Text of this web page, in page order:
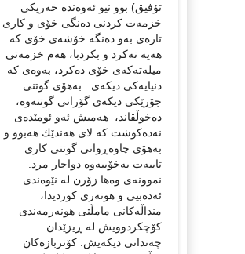
تۆفیق) بوو نیو ئه‌وه‌نده‌ خه‌ریكی
خزمه‌ت كردنی ده‌نگی خۆی و كاری
تازه‌ی به‌و ده‌نگه‌ خۆشه‌ی خۆی كه‌
هه‌یه‌ نه‌كرد و بكردبا، هه‌م خزمه‌تی
میله‌ته‌كه‌ی خۆی ده‌كرد، به‌وه‌ی كه‌
دنیایه‌كی دیكه‌ی.. به‌هۆی گوتنی
جۆرێكی دیكه‌ی گۆرانی گوتنه‌وه‌،
ده‌خوڵقاند، هه‌میش ئه‌و ئومێده‌ی
نه‌ده‌كوشت كه‌ لای هه‌ندێك هه‌بوو و
به‌هۆی چاوه‌ڕوانی گوتنی كاری
تایبه‌ت به‌خۆییه‌وه‌ دواجار مرد.
نموونه‌ی وه‌ها زۆرن له‌ نێوه‌ندی
ئه‌ده‌بیی و هونه‌ری كوردیدا،
منداڵه‌كانی مامڵێی هونه‌رمه‌ندی
كۆچكردوویش له‌ ڕیزێدان..
چه‌ندانی دیكه‌یش. كۆتربازه‌كان